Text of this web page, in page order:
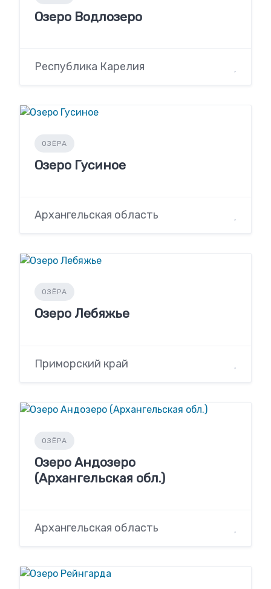
Озеро Водлозеро
Республика Карелия
ОЗЁРА
Озеро Гусиное
Архангельская область
ОЗЁРА
Озеро Лебяжье
Приморский край
ОЗЁРА
Озеро Андозеро
(Архангельская обл.)
Архангельская область